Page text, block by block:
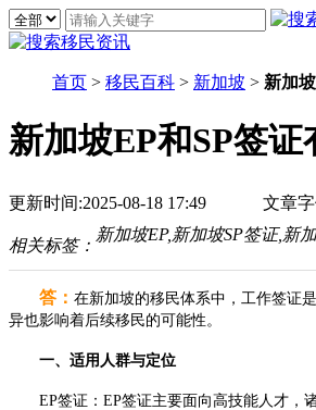
首页 > 移民百科 > 新加坡 > 新加
新加坡EP和SP签
更新时间:2025-08-18 17:49 文章
相关标签：
新加坡EP,新加坡SP签证,新
答： 在新加坡的移民体系中，工作签证
异也影响着后续移民的可能性。
一、适用人群与定位​
EP签证：EP签证主要面向高技能人才，诸